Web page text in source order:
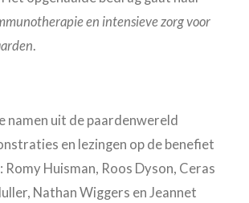
en intensieve zorg voor
.
namen uit de paardenwereld
en lezingen op de benefiet
Huisman, Roos Dyson, Ceras
Nathan Wiggers en Jeannet